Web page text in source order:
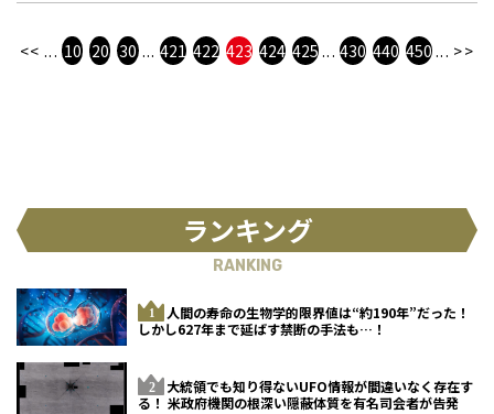
<< ... 10 20 30 ... 421 422 423 424 425... 430 440 450... >>
ランキング
RANKING
人間の寿命の生物学的限界値は“約190年”だった！
しかし627年まで延ばす禁断の手法も…！
大統領でも知り得ないUFO情報が間違いなく存在す
る！ 米政府機関の根深い隠蔽体質を有名司会者が告発